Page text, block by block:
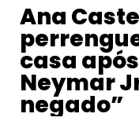
Ana
casa
Neymar
negado”